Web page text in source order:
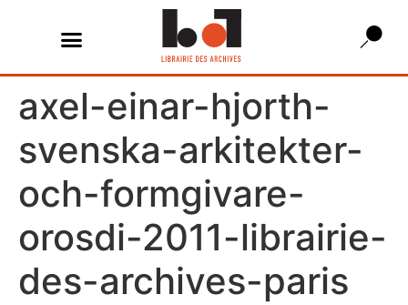
axel-einar-hjorth-
svenska-arkitekter-
och-formgivare-
orosdi-2011-librairie-
des-archives-paris